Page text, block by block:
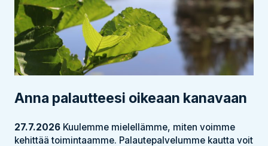
Anna palautteesi oikeaan kanavaan
27.7.2026 Kuulemme mielellämme, miten voimme
kehittää toimintaamme. Palautepalvelumme kautta voit